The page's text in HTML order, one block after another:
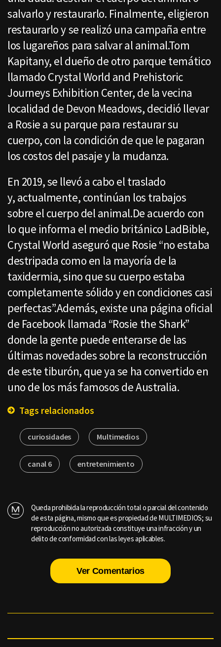
salvarlo y restaurarlo. Finalmente, eligieron
restaurarlo y se realizó una campaña entre
los lugareños para salvar al animal.Tom
Kapitany, el dueño de otro parque temático
llamado Crystal World and Prehistoric
Journeys Exhibition Center, de la vecina
localidad de Devon Meadows, decidió llevar
a Rosie a su parque para restaurar su
cuerpo, con la condición de que le pagaran
los costos del pasaje y la mudanza.
En 2019, se llevó a cabo el traslado
y, actualmente, continúan los trabajos
sobre el cuerpo del animal.De acuerdo con
lo que informa el medio británico LadBible,
Crystal World aseguró que Rosie “no estaba
destripada como en la mayoría de la
taxidermia, sino que su cuerpo estaba
completamente sólido y en condiciones casi
perfectas”.Además, existe una página oficial
de Facebook llamada “Rosie the Shark”
donde la gente puede enterarse de las
últimas novedades sobre la reconstrucción
de este tiburón, que ya se ha convertido en
uno de los más famosos de Australia.
Tags relacionados
curiosidades Multimedios
canal 6 entretenimiento
Queda prohibida la reproducción total o parcial del contenido
de esta página, mismo que es propiedad de MULTIMEDIOS; su
reproducción no autorizada constituye una infracción y un
delito de conformidad con las leyes aplicables.
Ver Comentarios